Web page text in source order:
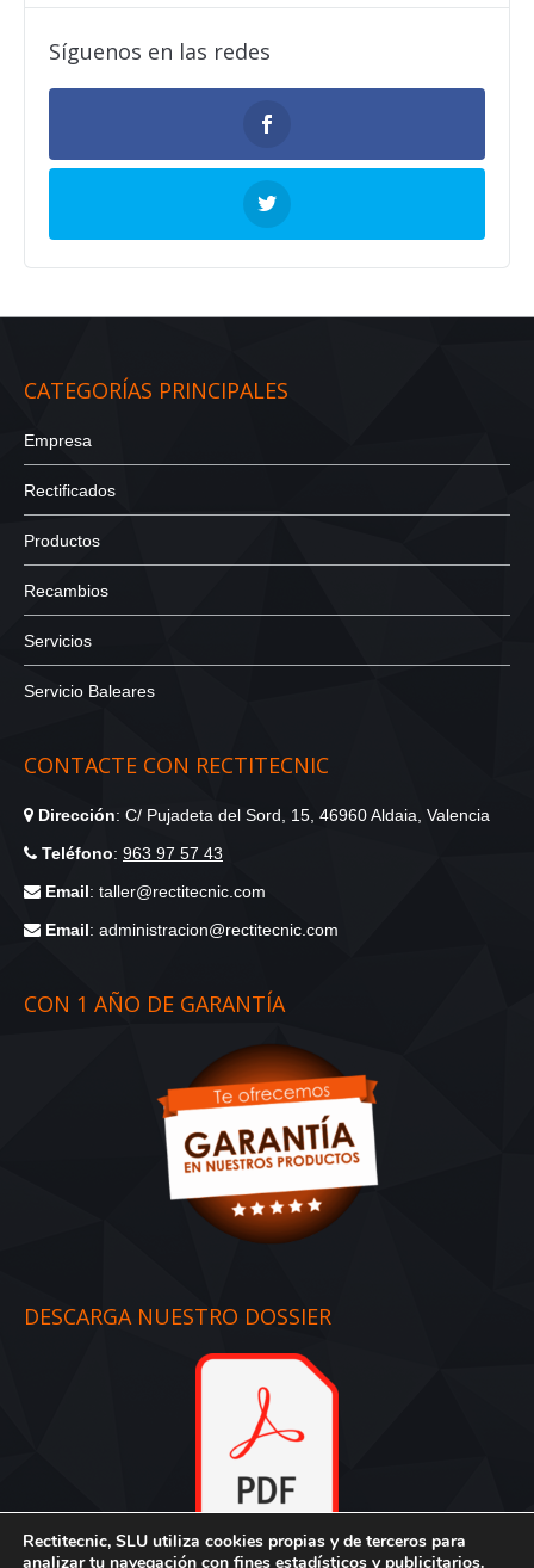
Síguenos en las redes
CATEGORÍAS PRINCIPALES
Empresa
Rectificados
Productos
Recambios
Servicios
Servicio Baleares
CONTACTE CON RECTITECNIC
Dirección: C/ Pujadeta del Sord, 15, 46960 Aldaia, Valencia
Teléfono: 963 97 57 43
Email: taller@rectitecnic.com
Email: administracion@rectitecnic.com
CON 1 AÑO DE GARANTÍA
DESCARGA NUESTRO DOSSIER
Dossier:Descargar aquí
Rectitecnic, SLU utiliza cookies propias y de terceros para
analizar tu navegación con fines estadísticos y publicitarios.